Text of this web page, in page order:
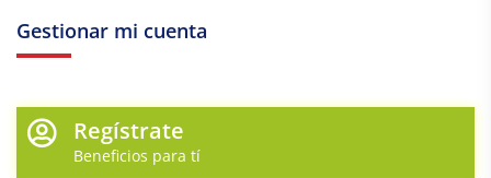
Gestionar mi cuenta
Regístrate
Beneficios para tí